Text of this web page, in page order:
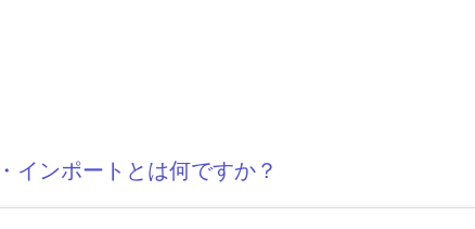
インポートとは何ですか？